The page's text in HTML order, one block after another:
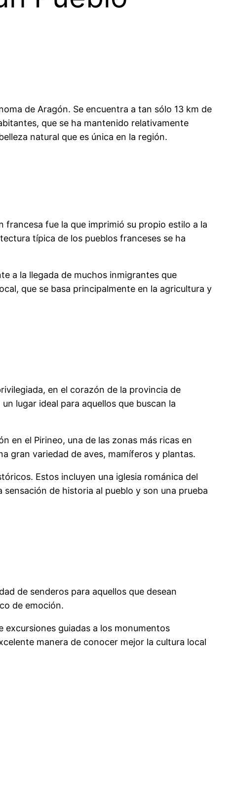
de Aragón. Se encuentra a tan sólo 13 km de
que se ha mantenido relativamente
natural que es única en la región.
fue la que imprimió su propio estilo a la
típica de los pueblos franceses se ha
a la llegada de muchos inmigrantes que
que se basa principalmente en la agricultura y
en el corazón de la provincia de
lugar ideal para aquellos que buscan la
en el Pirineo, una de las zonas más ricas en
gran variedad de aves, mamíferos y plantas.
Estos incluyen una iglesia románica del
de historia al pueblo y son una prueba
de senderos para aquellos que desean
de emoción.
excursiones guiadas a los monumentos
manera de conocer mejor la cultura local